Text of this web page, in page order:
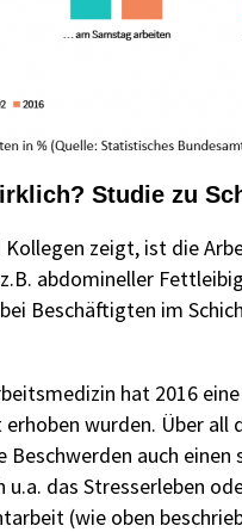
Studie zu
Kollegen zeigt, ist die
abdomineller
Beschäftigten im
hat 2016
wurden. Über
auch
das Stresserleben
(wie oben